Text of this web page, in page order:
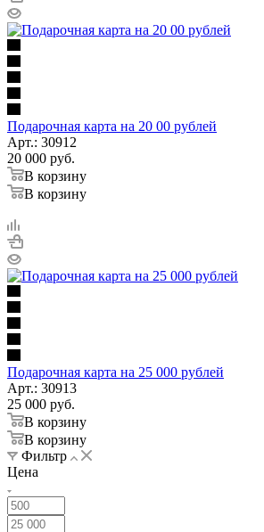
Подарочная карта на 20 00 рублей
Арт.: 30912
20 000 руб.
В корзину
В корзину
Подарочная карта на 25 000 рублей
Арт.: 30913
25 000 руб.
В корзину
В корзину
Фильтр
Цена